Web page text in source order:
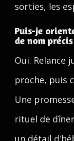
sorties, les
Puis-je
de nom
Oui. Relance
proche, puis
Une
rituel de
un détail